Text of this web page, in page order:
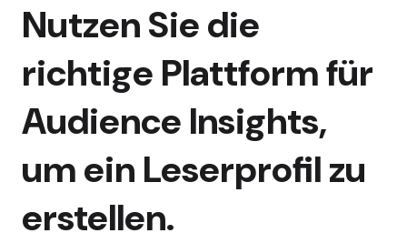
Nutzen Sie die
richtige Plattform für
Audience Insights,
um ein Leserprofil zu
erstellen.